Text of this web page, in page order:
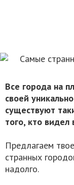
Все города на
своей
существуют
того, кто видел
Предлагаем
странных
надолго.